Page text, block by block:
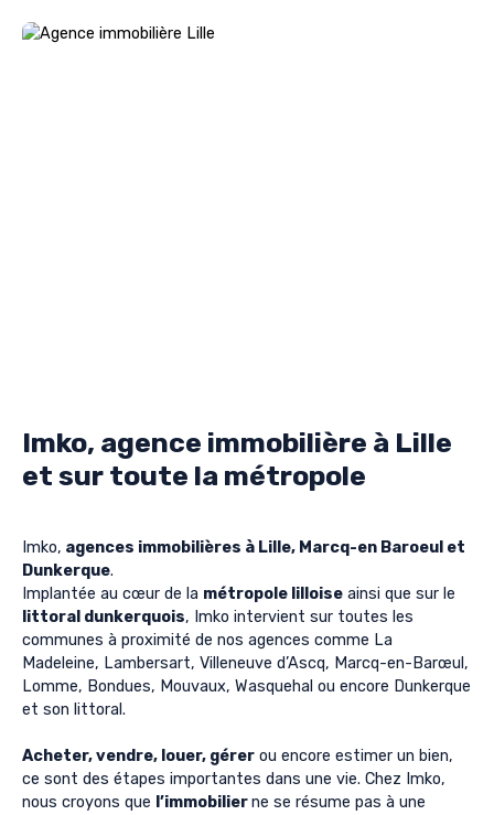
Imko, agence immobilière à Lille
et sur toute la métropole
Imko, agences immobilières à Lille, Marcq-en Baroeul et
Dunkerque.
Implantée au cœur de la métropole lilloise ainsi que sur le
littoral dunkerquois, Imko intervient sur toutes les
communes à proximité de nos agences comme La
Madeleine, Lambersart, Villeneuve d’Ascq, Marcq-en-Barœul,
Lomme, Bondues, Mouvaux, Wasquehal ou encore Dunkerque
et son littoral.
Acheter, vendre, louer, gérer ou encore estimer un bien,
ce sont des étapes importantes dans une vie. Chez Imko,
nous croyons que l’immobilierne se résume pas à une